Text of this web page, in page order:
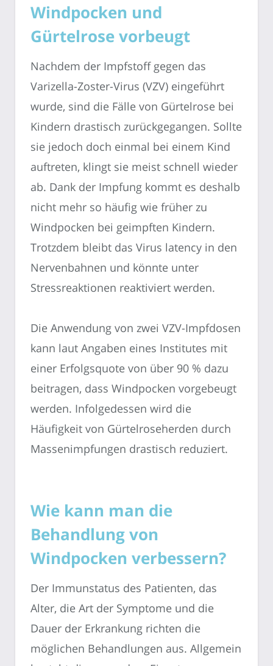
Windpocken und
Gürtelrose vorbeugt
Nachdem der Impfstoff gegen das
Varizella-Zoster-Virus (VZV) eingeführt
wurde, sind die Fälle von Gürtelrose bei
Kindern drastisch zurückgegangen. Sollte
sie jedoch doch einmal bei einem Kind
auftreten, klingt sie meist schnell wieder
ab. Dank der Impfung kommt es deshalb
nicht mehr so häufig wie früher zu
Windpocken bei geimpften Kindern.
Trotzdem bleibt das Virus latency in den
Nervenbahnen und könnte unter
Stressreaktionen reaktiviert werden.
Die Anwendung von zwei VZV-Impfdosen
kann laut Angaben eines Institutes mit
einer Erfolgsquote von über 90 % dazu
beitragen, dass Windpocken vorgebeugt
werden. Infolgedessen wird die
Häufigkeit von Gürtelroseherden durch
Massenimpfungen drastisch reduziert.
Wie kann man die
Behandlung von
Windpocken verbessern?
Der Immunstatus des Patienten, das
Alter, die Art der Symptome und die
Dauer der Erkrankung richten die
möglichen Behandlungen aus. Allgemein